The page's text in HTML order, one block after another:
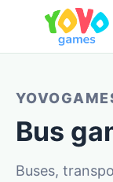
Bus
Buses,